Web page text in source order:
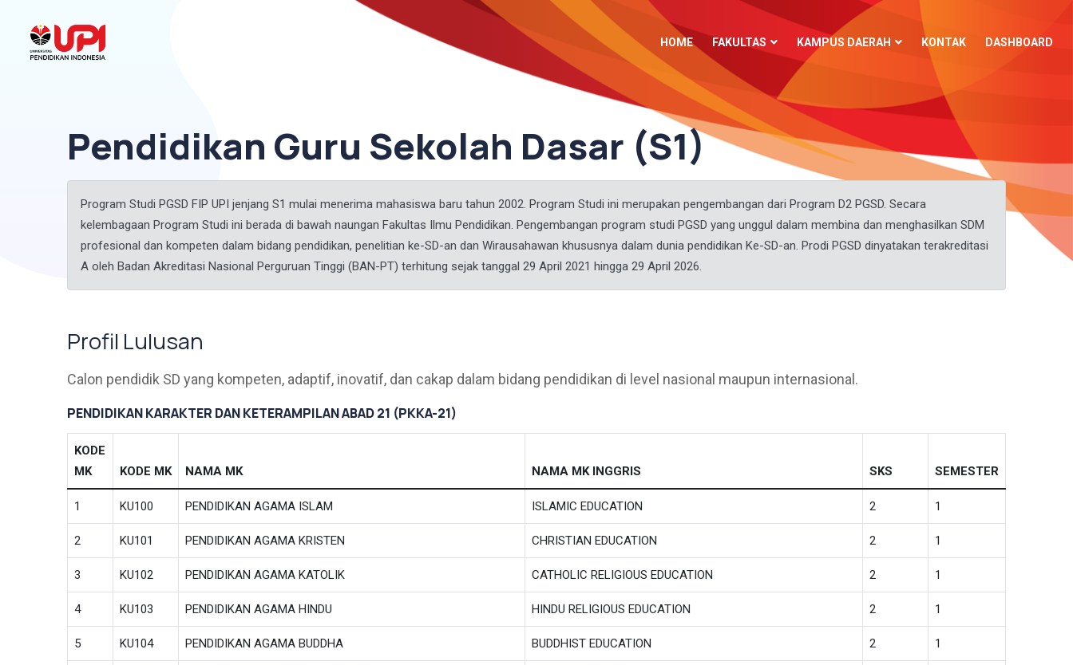
HOME FAKULTAS KAMPUS DAERAH KONTAK DASHBOARD
Pendidikan Guru Sekolah Dasar (S1)
Program Studi PGSD FIP UPI jenjang S1 mulai menerima mahasiswa baru tahun 2002. Program Studi ini merupakan pengembangan dari Program D2 PGSD. Secara
kelembagaan Program Studi ini berada di bawah naungan Fakultas Ilmu Pendidikan. Pengembangan program studi PGSD yang unggul dalam membina dan menghasilkan SDM
profesional dan kompeten dalam bidang pendidikan, penelitian ke-SD-an dan Wirausahawan khususnya dalam dunia pendidikan Ke-SD-an. Prodi PGSD dinyatakan terakreditasi
A oleh Badan Akreditasi Nasional Perguruan Tinggi (BAN-PT) terhitung sejak tanggal 29 April 2021 hingga 29 April 2026.
Profil Lulusan
Calon pendidik SD yang kompeten, adaptif, inovatif, dan cakap dalam bidang pendidikan di level nasional maupun internasional.
PENDIDIKAN KARAKTER DAN KETERAMPILAN ABAD 21 (PKKA-21)
KODE
MK
KODE MK NAMA MK NAMA MK INGGRIS SKS SEMESTER
1 KU100 PENDIDIKAN AGAMA ISLAM ISLAMIC EDUCATION 2 1
2 KU101 PENDIDIKAN AGAMA KRISTEN CHRISTIAN EDUCATION 2 1
3 KU102 PENDIDIKAN AGAMA KATOLIK CATHOLIC RELIGIOUS EDUCATION 2 1
4 KU103 PENDIDIKAN AGAMA HINDU HINDU RELIGIOUS EDUCATION 2 1
5 KU104 PENDIDIKAN AGAMA BUDDHA BUDDHIST EDUCATION 2 1